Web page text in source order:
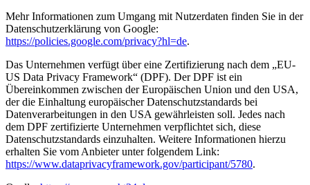
Mehr Informationen zum Umgang mit Nutzerdaten finden Sie in der
Datenschutzerklärung von Google:
https://policies.google.com/privacy?hl=de.
Das Unternehmen verfügt über eine Zertifizierung nach dem „EU-
US Data Privacy Framework“ (DPF). Der DPF ist ein
Übereinkommen zwischen der Europäischen Union und den USA,
der die Einhaltung europäischer Datenschutzstandards bei
Datenverarbeitungen in den USA gewährleisten soll. Jedes nach
dem DPF zertifizierte Unternehmen verpflichtet sich, diese
Datenschutzstandards einzuhalten. Weitere Informationen hierzu
erhalten Sie vom Anbieter unter folgendem Link:
https://www.dataprivacyframework.gov/participant/5780.